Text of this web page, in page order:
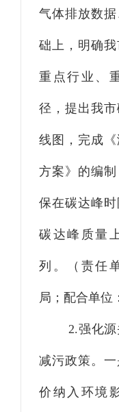
气体排放数
础上，明确
重点行业、
径，提出我
线图，完成
方案》的编
保在碳达峰
碳达峰质量
列。 （责任
局；配合单位
2.强化
减污政策。
价纳入环境